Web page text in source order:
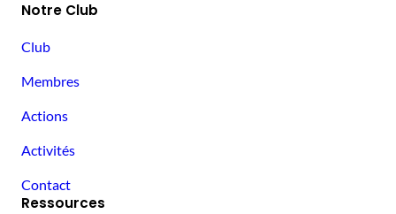
Notre Club
Club
Membres
Actions
Activités
Contact
Ressources